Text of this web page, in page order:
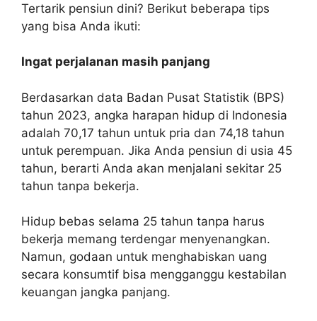
Tertarik pensiun dini? Berikut beberapa tips
yang bisa Anda ikuti:
Ingat perjalanan masih panjang
Berdasarkan data Badan Pusat Statistik (BPS)
tahun 2023, angka harapan hidup di Indonesia
adalah 70,17 tahun untuk pria dan 74,18 tahun
untuk perempuan. Jika Anda pensiun di usia 45
tahun, berarti Anda akan menjalani sekitar 25
tahun tanpa bekerja.
Hidup bebas selama 25 tahun tanpa harus
bekerja memang terdengar menyenangkan.
Namun, godaan untuk menghabiskan uang
secara konsumtif bisa mengganggu kestabilan
keuangan jangka panjang.